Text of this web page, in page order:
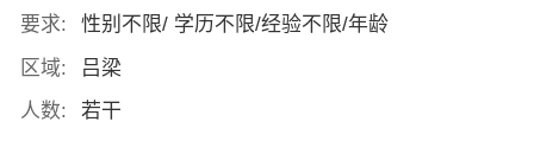
要求:
性别不限/ 学历不限/经验不限/年龄
区域:
吕梁
人数:
若干